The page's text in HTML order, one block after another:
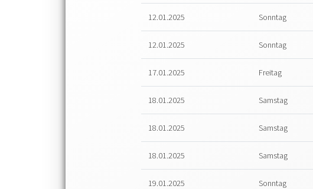
12.01.2025 Sonntag
12.01.2025 Sonntag
17.01.2025 Freitag
18.01.2025 Samstag
18.01.2025 Samstag
18.01.2025 Samstag
19.01.2025 Sonntag